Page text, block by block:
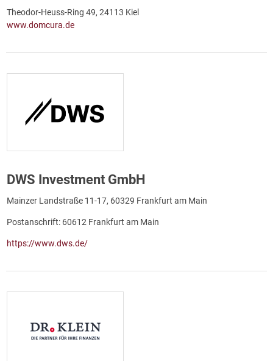
Theodor-Heuss-Ring 49, 24113 Kiel
www.domcura.de
DWS Investment GmbH
Mainzer Landstraße 11-17, 60329 Frankfurt am Main
Postanschrift: 60612 Frankfurt am Main
https://www.dws.de/